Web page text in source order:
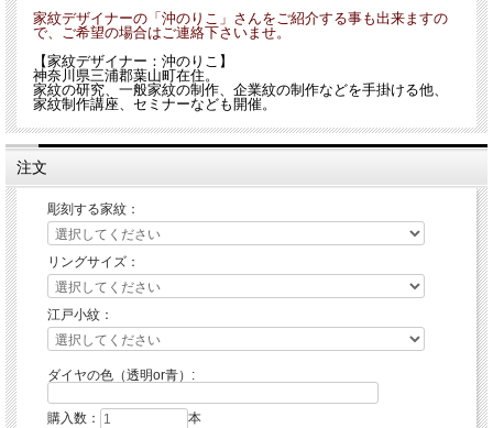
家紋デザイナーの「沖のりこ」さんをご紹介する事も出来ますの
で、ご希望の場合はご連絡下さいませ。
【家紋デザイナー：沖のりこ】
神奈川県三浦郡葉山町在住。
家紋の研究、一般家紋の制作、企業紋の制作などを手掛ける他、
家紋制作講座、セミナーなども開催。
注文
彫刻する家紋：
リングサイズ：
江戸小紋：
ダイヤの色（透明or青）:
購入数： 本